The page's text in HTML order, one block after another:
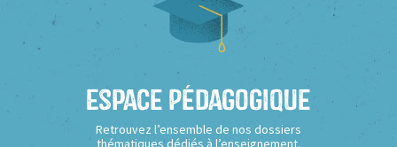
Espace Pédagogique
Retrouvez l’ensemble de nos dossiers
thématiques dédiés à l’enseignement.